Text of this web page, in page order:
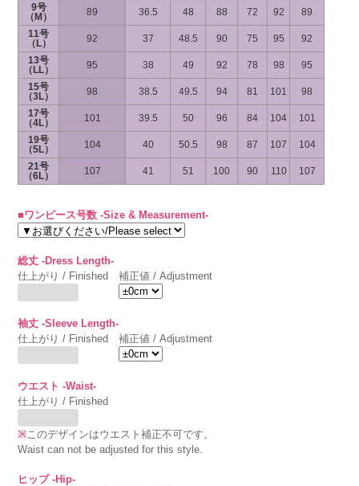
9号
（M）
89 36.5 48 88 72 92
89
11号
（L）
92 37 48.5 90 75 95
92
13号
（LL）
95 38 49 92 78 98
95
15号
（3L）
98 38.5 49.5 94 81 101
98
17号
（4L）
101 39.5 50 96 84 104
101
19号
（5L）
104 40 50.5 98 87 107
104
21号
（6L）
107 41 51 100 90 110 107
■ワンピース号数 -Size & Measurement-
総丈 -Dress Length-
仕上がり / Finished
補正値 / Adjustment
袖丈 -Sleeve Length-
仕上がり / Finished
補正値 / Adjustment
ウエスト -Waist-
仕上がり / Finished
※ このデザインはウエスト補正不可です。
Waist can not be adjusted for this style.
ヒップ -Hip-